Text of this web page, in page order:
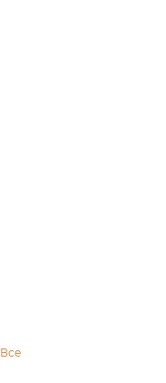
Все